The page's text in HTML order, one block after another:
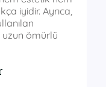
iyidir. Ayrıca,
ömürlü